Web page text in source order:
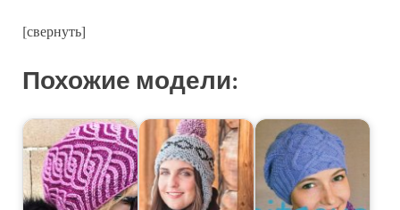
[свернуть]
Похожие модели: